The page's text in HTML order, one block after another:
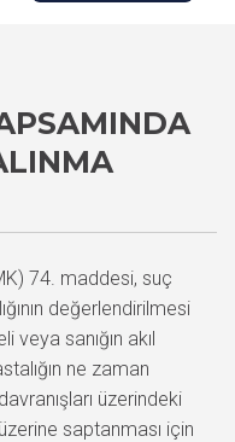
74. maddesi, suç
değerlendirilmesi
veya sanığın akıl
ne zaman
üzerindeki
saptanması için